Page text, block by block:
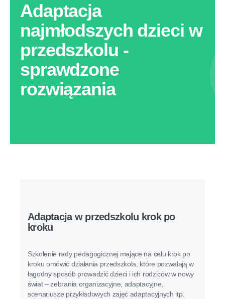
Adaptacja
najmłodszych dzieci w
przedszkolu -
sprawdzone
rozwiązania
Adaptacja w przedszkolu krok po
kroku
Szkolenie rady pedagogicznej mające na celu krok po
kroku omówić działania przedszkola, które pozwalają w
łagodny sposób prowadzić dzieci i ich rodziców w nowy
świat – zebrania organizacyjne, adaptacyjne,
scenariusze przykładowych zajęć adaptacyjnych itp.